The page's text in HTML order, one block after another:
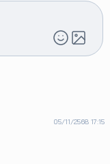
05/11/2568 17:15